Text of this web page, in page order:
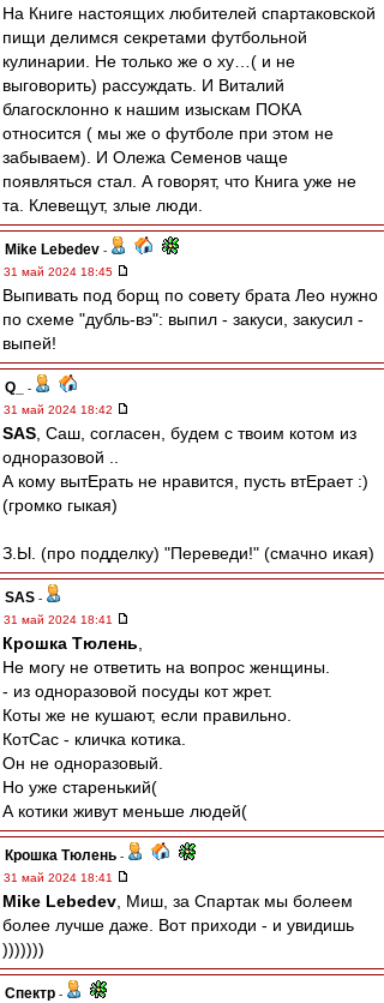
На Книге настоящих любителей спартаковской
пищи делимся секретами футбольной
кулинарии. Не только же о ху…( и не
выговорить) рассуждать. И Виталий
благосклонно к нашим изыскам ПОКА
относится ( мы же о футболе при этом не
забываем). И Олежа Семенов чаще
появляться стал. А говорят, что Книга уже не
та. Клевещут, злые люди.
Mike Lebedev -
31 май 2024 18:45
Выпивать под борщ по совету брата Лео нужно
по схеме "дубль-вэ": выпил - закуси, закусил -
выпей!
Q_
-
31 май 2024 18:42
SAS , Саш, согласен, будем с твоим котом из
одноразовой ..
А кому вытЕрать не нравится, пусть втЕрает :)
(громко гыкая)
З.Ы. (про подделку) "Переведи!" (смачно икая)
SAS -
31 май 2024 18:41
Крошка Тюлень
Не могу не ответить на вопрос женщины.
- из одноразовой посуды кот жрет.
Коты же не кушают, если правильно.
КотСас - кличка котика.
Он не одноразовый.
Но уже старенький(
А котики живут меньше людей(
Крошка Тюлень -
31 май 2024 18:41
Mike Lebedev , Миш, за Спартак мы болеем
более лучше даже. Вот приходи - и увидишь
)))))))
Спектр -